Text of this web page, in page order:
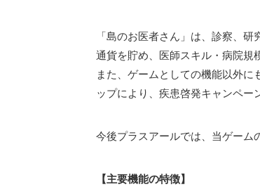
「島のお医者さん」は、診察、
通貨を貯め、医師スキル・病院規
また、ゲームとしての機能以外
ップにより、疾患啓発キャンペー
今後プラスアールでは、当ゲーム
【主要機能の特徴】